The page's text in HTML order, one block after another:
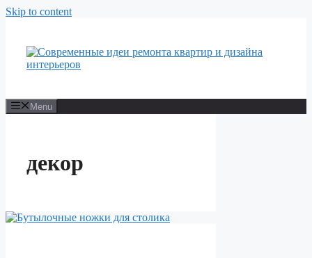
Skip to content
Menu
декор